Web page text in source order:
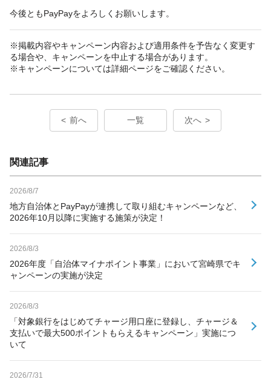
今後ともPayPayをよろしくお願いします。
※掲載内容やキャンペーン内容および適用条件を予告なく変更す
る場合や、キャンペーンを中止する場合があります。
※キャンペーンについては詳細ページをご確認ください。
前へ 一覧 次へ
関連記事
2026/8/7
地方自治体とPayPayが連携して取り組むキャンペーンなど、
2026年10月以降に実施する施策が決定！
2026/8/3
2026年度「自治体マイナポイント事業」において宮崎県でキ
ャンペーンの実施が決定
2026/8/3
「対象銀行をはじめてチャージ用口座に登録し、チャージ＆
支払いで最大500ポイントもらえるキャンペーン」実施につ
いて
2026/7/31